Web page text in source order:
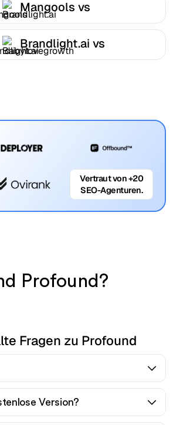
Mangools vs
Brandlight.ai
Brandlight.ai vs
Babylovegrowth
Vertraut von +20
SEO-Agenturen.
Profound?
Fragen zu Profound
Version?